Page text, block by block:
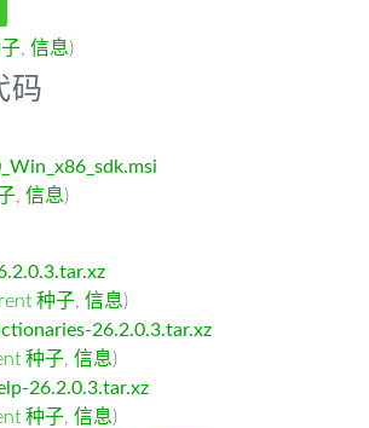
, 信息)
码
, 信息)
种子, 信息)
26.2.0.3.tar.xz
种子, 信息)
26.2.0.3.tar.xz
种子, 信息)